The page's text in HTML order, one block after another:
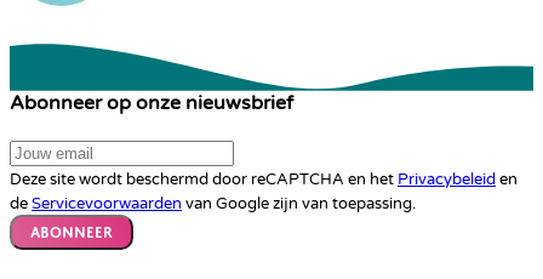
Abonneer op onze nieuwsbrief
Deze site wordt beschermd door reCAPTCHA en het Privacybeleid en
deServicevoorwaarden van Google zijn van toepassing.
Abonneer